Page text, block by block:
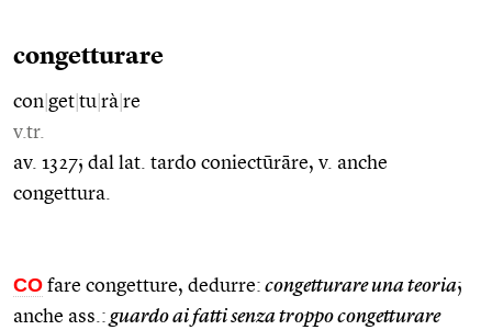
congetturare
con get tu rà re
v.tr.
av. 1327; dal lat. tardo coniectūrāre, v. anche
congettura.
CO fare congetture, dedurre: congetturare una teoria;
anche ass.: guardo ai fatti senza troppo congetturare